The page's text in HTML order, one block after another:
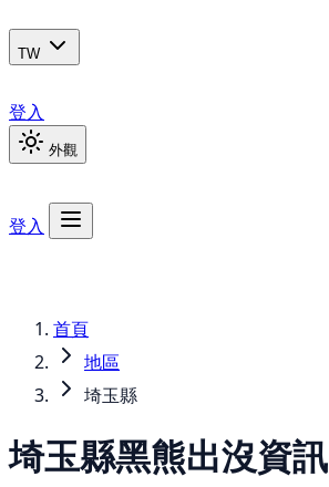
TW
登入
外觀
登入
首頁
地區
埼玉縣
埼玉縣黑熊出沒資訊